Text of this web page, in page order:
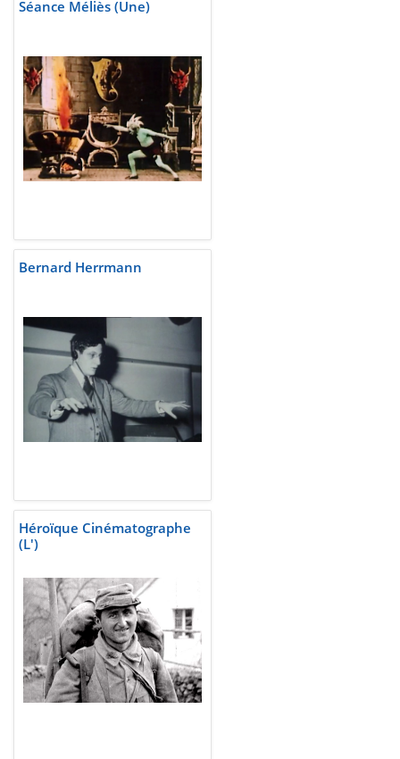
Séance Méliès (Une)
Bernard Herrmann
Héroïque Cinématographe
(L')